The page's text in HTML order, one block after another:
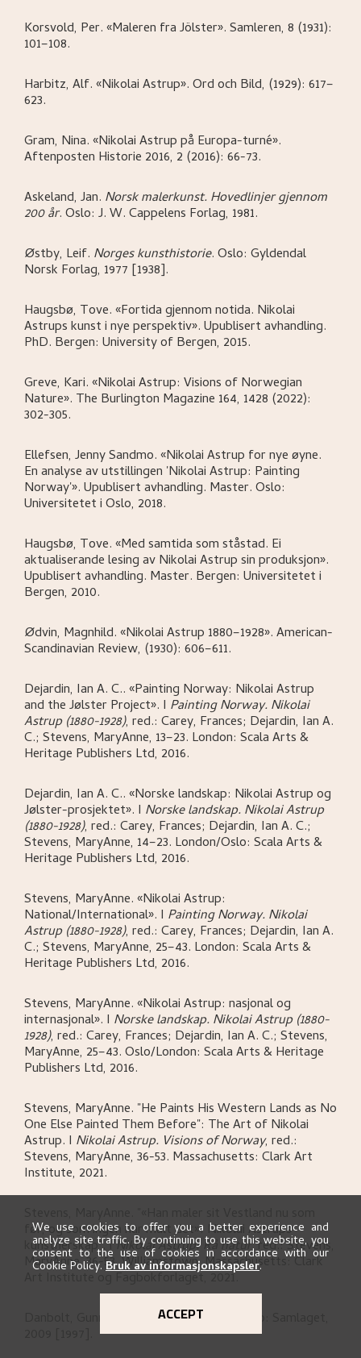
Korsvold, Per.«Maleren fra Jölster».Samleren, 8 (1931):
101–108.
Harbitz, Alf.«Nikolai Astrup».Ord och Bild, (1929): 617–
623.
Gram, Nina.«Nikolai Astrup på Europa-turné».
Aftenposten Historie 2016, 2 (2016): 66-73.
Askeland, Jan. Norsk malerkunst. Hovedlinjer gjennom
200 år.Oslo: J. W. Cappelens Forlag, 1981.
Østby, Leif. Norges kunsthistorie.Oslo: Gyldendal
Norsk Forlag, 1977 [1938].
Haugsbø, Tove.«Fortida gjennom notida. Nikolai
Astrups kunst i nye perspektiv».Upublisert avhandling.
PhD. Bergen: University of Bergen, 2015.
Greve, Kari.«Nikolai Astrup: Visions of Norwegian
Nature». The Burlington Magazine 164, 1428 (2022):
302-305.
Ellefsen, Jenny Sandmo.«Nikolai Astrup for nye øyne.
En analyse av utstillingen 'Nikolai Astrup: Painting
Norway'».Upublisert avhandling. Master.Oslo:
Universitetet i Oslo, 2018.
Haugsbø, Tove.«Med samtida som ståstad. Ei
aktualiserande lesing av Nikolai Astrup sin produksjon».
Upublisert avhandling. Master. Bergen: Universitetet i
Bergen, 2010.
Ødvin, Magnhild.«Nikolai Astrup 1880–1928».American-
Scandinavian Review, (1930): 606–611.
Dejardin, Ian A. C..«Painting Norway: Nikolai Astrup
and the Jølster Project». I Painting Norway. Nikolai
Astrup (1880-1928), red.: Carey, Frances; Dejardin, Ian A.
C.; Stevens, MaryAnne, 13–23. London: Scala Arts &
Heritage Publishers Ltd, 2016.
Dejardin, Ian A. C..«Norske landskap: Nikolai Astrup og
Jølster-prosjektet». I Norske landskap. Nikolai Astrup
(1880-1928), red.: Carey, Frances; Dejardin, Ian A. C.;
Stevens, MaryAnne, 14–23. London/Oslo: Scala Arts &
Heritage Publishers Ltd, 2016.
Stevens, MaryAnne.«Nikolai Astrup:
National/International». I Painting Norway. Nikolai
Astrup (1880-1928), red.: Carey, Frances; Dejardin, Ian A.
C.; Stevens, MaryAnne, 25–43. London: Scala Arts &
Heritage Publishers Ltd, 2016.
Stevens, MaryAnne.«Nikolai Astrup: nasjonal og
internasjonal». I Norske landskap. Nikolai Astrup (1880-
1928), red.: Carey, Frances; Dejardin, Ian A. C.; Stevens,
MaryAnne, 25–43.Oslo/London: Scala Arts & Heritage
Publishers Ltd, 2016.
Stevens, MaryAnne. "He Paints His Western Lands as No
One Else Painted Them Before": The Art of Nikolai
Astrup. I Nikolai Astrup. Visions of Norway, red.:
Stevens, MaryAnne, 36-53. Massachusetts: Clark Art
Institute, 2021.
før, og som ingen har malt det»: Nikolai Astrups
kunstnerskap".INikolai Astrup: Rå natur,red.: Stevens,
MaryAnne,36-53.Williamstown, Massachusetts:Clark
Art Institute og Fagbokforlaget,
2021.
Norsk kunsthistorie
We use cookies to offer you a better experience and
analyze site traffic. By continuing to use this website, you
consent to the use of cookies in accordance with our
Cookie Policy. Bruk av informasjonskapsler.
ACCEPT